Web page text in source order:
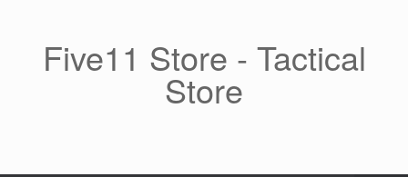
Five11 Store - Tactical
Store